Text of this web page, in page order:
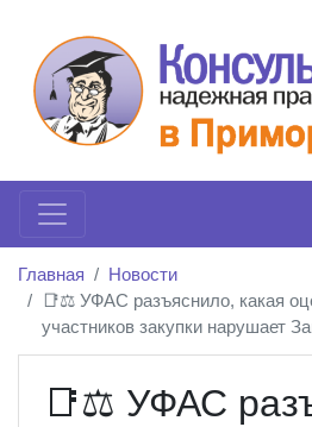
Главная
Новости
📑⚖️ УФАС разъяснило, какая
участников закупки нарушает
📑⚖️ УФАС